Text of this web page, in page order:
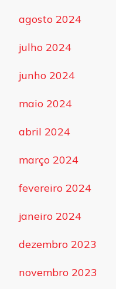
agosto 2024
julho 2024
junho 2024
maio 2024
abril 2024
março 2024
fevereiro 2024
janeiro 2024
dezembro 2023
novembro 2023